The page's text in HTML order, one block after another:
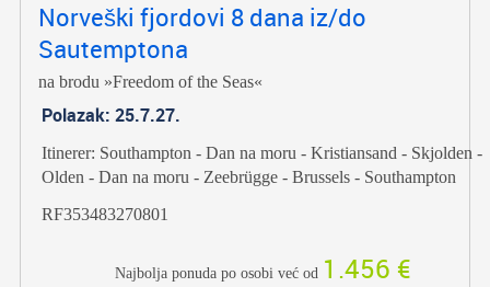
Norveški fjordovi 8 dana iz/do
Sautemptona
na brodu »Freedom of the Seas«
Polazak: 25.7.27.
Itinerer: Southampton - Dan na moru - Kristiansand - Skjolden -
Olden - Dan na moru - Zeebrügge - Brussels - Southampton
RF353483270801
Najbolja ponuda po osobi već od 1.456 €